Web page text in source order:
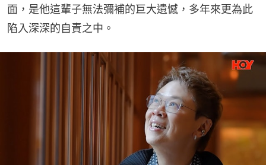
面，是他這輩子無法彌補的巨大遺憾，多年來更為此
陷入深深的自責之中。